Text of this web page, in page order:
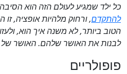
כל ילד שמגיע לעולם הזה הוא
להתקדם, ורחוק מלהיות אופציה,
הטוב ביותר, לא משנה איך הוא,
לבנות את האושר שלהם. האושר של
פופולריים